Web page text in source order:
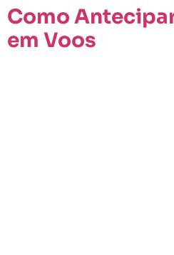
Como
em Voos